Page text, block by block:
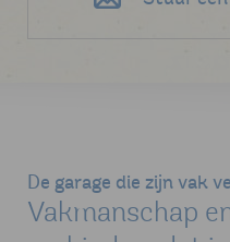
De garage die zijn vak
Vakmanschap